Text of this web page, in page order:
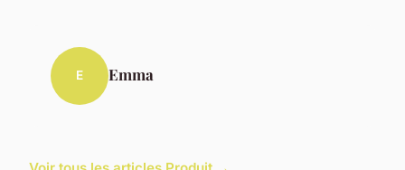
E Emma